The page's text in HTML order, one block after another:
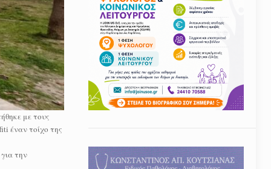
με τους
έναν τοίχο της
την